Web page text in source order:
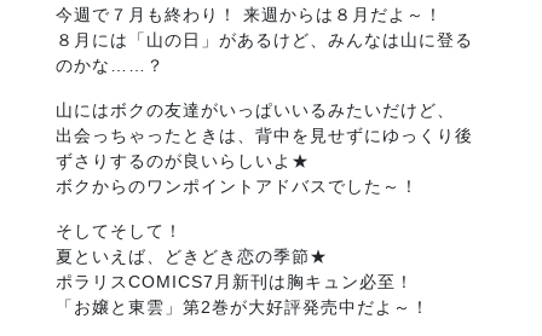
今週で７月も終わり！ 来週からは８月だよ～！
８月には「山の日」があるけど、みんなは山に登る
のかな……？
山にはボクの友達がいっぱいいるみたいだけど、
出会っちゃったときは、背中を見せずにゆっくり後
ずさりするのが良いらしいよ★
ボクからのワンポイントアドバスでした～！
そしてそして！
夏といえば、どきどき恋の季節★
ポラリスCOMICS7月新刊は胸キュン必至！
「お嬢と東雲」第2巻が大好評発売中だよ～！